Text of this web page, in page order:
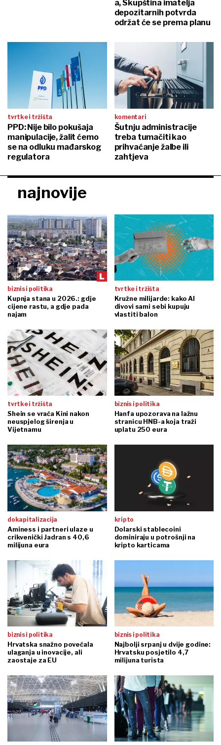
a, Skupština imatelja
depozitarnih potvrda
održat će se prema planu
tvrtke i tržišta
PPD: Nije bilo pokušaja
manipulacije, žalit ćemo
se na odluku mađarskog
regulatora
komentari
Šutnju administracije
treba tumačiti kao
prihvaćanje žalbe ili
zahtjeva
najnovije
biznis i politika
Kupnja stana u 2026.: gdje
cijene rastu, a gdje pada
najam
tvrtke i tržišta
Kružne milijarde: kako AI
divovi sami sebi kupuju
vlastiti balon
tvrtke i tržišta
Shein se vraća Kini nakon
neuspjelog širenja u
Vijetnamu
biznis i politika
Hanfa upozorava na lažnu
stranicu HNB-a koja traži
uplatu 250 eura
dokapitalizacija
Aminess i partneri ulaze u
crikvenički Jadran s 40,6
milijuna eura
kripto
Dolarski stablecoini
dominiraju u potrošnji na
kripto karticama
biznis i politika
Hrvatska snažno povećala
ulaganja u inovacije, ali
zaostaje za EU
biznis i politika
Najbolji srpanj u dvije godine:
Hrvatsku posjetilo 4,7
milijuna turista